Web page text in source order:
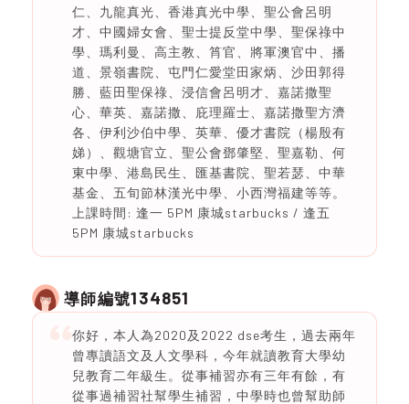
仁、九龍真光、香港真光中學、聖公會呂明
才、中國婦女會、聖士提反堂中學、聖保祿中
學、瑪利曼、高主教、筲官、將軍澳官中、播
道、景嶺書院、屯門仁愛堂田家炳、沙田郭得
勝、藍田聖保祿、浸信會呂明才、嘉諾撒聖
心、華英、嘉諾撒、庇理羅士、嘉諾撒聖方濟
各、伊利沙伯中學、英華、優才書院（楊殷有
娣）、觀塘官立、聖公會鄧肇堅、聖嘉勒、何
東中學、港島民生、匯基書院、聖若瑟、中華
基金、五旬節林漢光中學、小西灣福建等等。
上課時間: 逢一 5PM 康城starbucks / 逢五
5PM 康城starbucks
導師編號134851
你好，本人為2020及2022 dse考生，過去兩年
曾專讀語文及人文學科，今年就讀教育大學幼
兒教育二年級生。從事補習亦有三年有餘，有
從事過補習社幫學生補習，中學時也曾幫助師